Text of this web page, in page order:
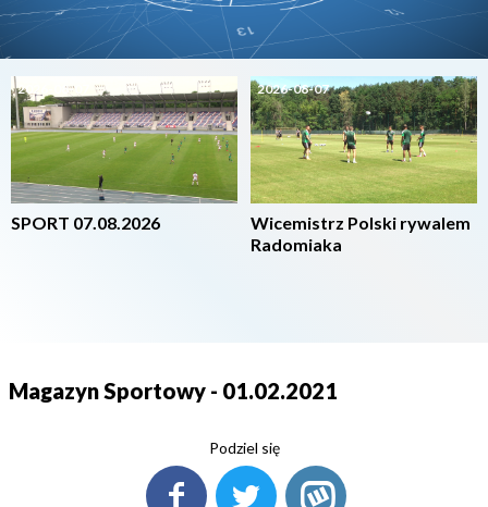
2026-08-07
SPORT 07.08.2026
2026-08-07
Wicemistrz Polski rywalem
Radomiaka
Magazyn Sportowy - 01.02.2021
Podziel się